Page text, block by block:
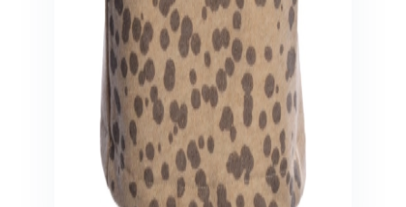
Kinderstoelen
Kinderstoelen
Kindermeubels
Schommelstoelen en wipstoeltjes